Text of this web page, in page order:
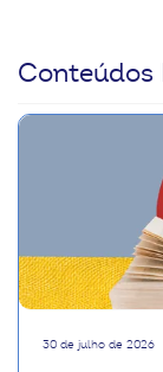
Conteúdos
30 de julho de 2026